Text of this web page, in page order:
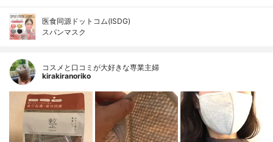
医食同源ドットコム(ISDG)
スパンマスク
コスメと口コミが大好きな専業主婦
kirakiranoriko